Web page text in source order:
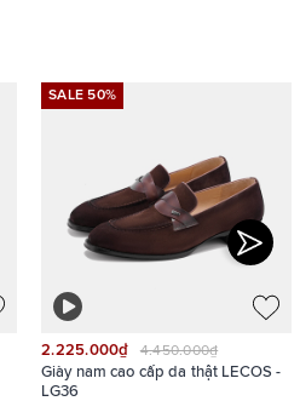
SALE 50%
2.225.000₫ 4.450.000₫
Giày nam cao cấp da thật LECOS -
LG36